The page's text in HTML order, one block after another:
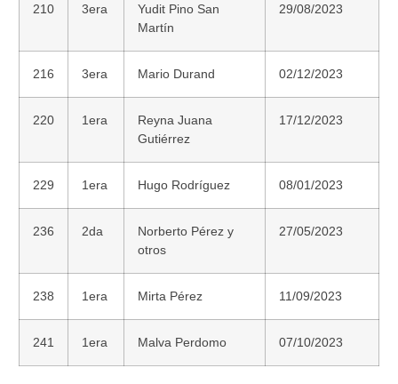
210 3era
Yudit Pino San
Martín
29/08/2023
216 3era Mario Durand 02/12/2023
220 1era
Reyna Juana
Gutiérrez
17/12/2023
229 1era Hugo Rodríguez 08/01/2023
236 2da
Norberto Pérez y
otros
27/05/2023
238 1era Mirta Pérez 11/09/2023
241 1era Malva Perdomo 07/10/2023